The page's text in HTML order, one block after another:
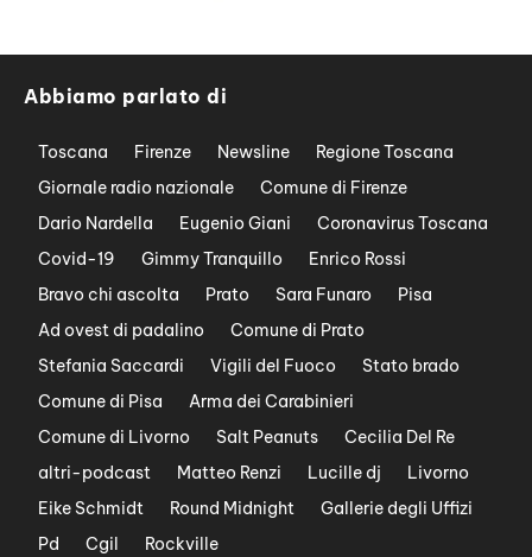
Abbiamo parlato di
Toscana Firenze Newsline
Regione Toscana
Giornale radio nazionale
Comune di Firenze
Dario Nardella
Eugenio Giani
Coronavirus Toscana
Covid-19
Gimmy Tranquillo
Enrico Rossi
Bravo chi ascolta
Prato Sara Funaro
Pisa
Ad ovest di padalino
Comune di Prato
Stefania Saccardi
Vigili del Fuoco
Stato brado
Comune di Pisa
Arma dei Carabinieri
Comune di Livorno
Salt Peanuts
Cecilia Del Re
altri-podcast
Matteo Renzi Lucille dj
Livorno
Eike Schmidt
Round Midnight
Gallerie degli Uffizi
Pd
Cgil Rockville